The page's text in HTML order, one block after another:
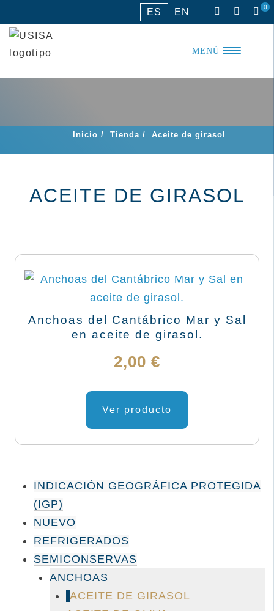
al
ES EN 0
MENÚ
Inicio / Tienda / Aceite de girasol
INDICACIÓN GEOGRÁFICA PROTEGIDA
(IGP)
NUEVO
REFRIGERADOS
SEMICONSERVAS
ANCHOAS
ACEITE DE GIRASOL
ACEITE DE GIRASOL
Anchoas del Cantábrico Mar y Sal
en aceite de girasol.
2,00 €
Ver producto